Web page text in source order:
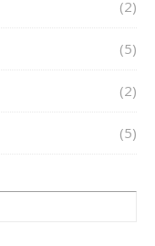
(2)
(5)
(2)
(5)